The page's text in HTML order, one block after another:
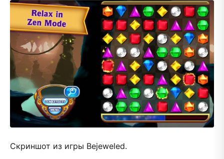
Скриншот из игры Bejeweled.